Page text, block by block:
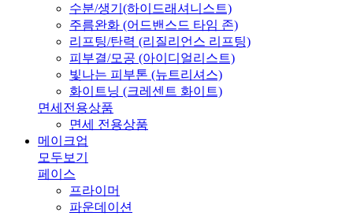
수분/생기(하이드래셔니스트)
주름완화 (어드밴스드 타임 존)
리프팅/탄력 (리질리언스 리프팅)
피부결/모공 (아이디얼리스트)
빛나는 피부톤 (뉴트리셔스)
화이트닝 (크레센트 화이트)
면세전용상품
면세 전용상품
메이크업
모두보기
페이스
프라이머
파운데이션